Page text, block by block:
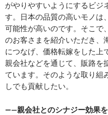
がやりやすいようにするビジ
す。日本の品質の高いモノは
可能性が高いのです。そこで
のお客さまを紹介いただき、
につなげ、価格転嫁をした上
親会社などを通じて、販路を
ています。そのような取り組
しでも貢献したい。
―—親会社とのシナジー効果